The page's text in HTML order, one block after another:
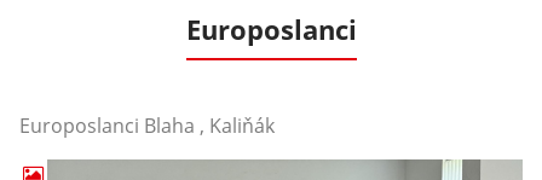
Europoslanci
Europoslanci Blaha , Kaliňák